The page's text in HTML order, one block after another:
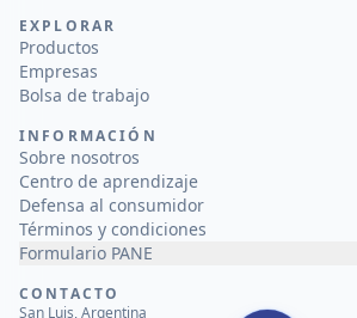
EXPLORAR
Productos
Empresas
Bolsa de trabajo
INFORMACIÓN
Sobre nosotros
Centro de aprendizaje
Defensa al consumidor
Términos y condiciones
Formulario PANE
CONTACTO
San Luis, Argentina